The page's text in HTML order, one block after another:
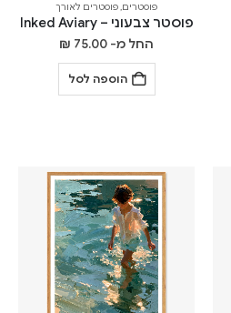
פוסטרים,פוסטרים לאורך
פוסטר צבעוני – Inked Aviary
החל מ- ₪ 75.00
הוספה לסל